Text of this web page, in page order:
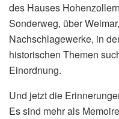
des Hauses
Sonderweg, über
Nachschlagewerke, in
historischen Themen
Einordnung.
Und jetzt die
Es sind mehr als